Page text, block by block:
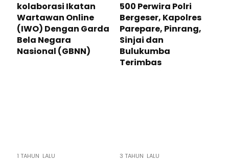
kolaborasi Ikatan
Wartawan Online
(IWO) Dengan Garda
Bela Negara
Nasional (GBNN)
500 Perwira Polri
Bergeser, Kapolres
Parepare, Pinrang,
Sinjai dan
Bulukumba
Terimbas
1 TAHUN LALU 3 TAHUN LALU